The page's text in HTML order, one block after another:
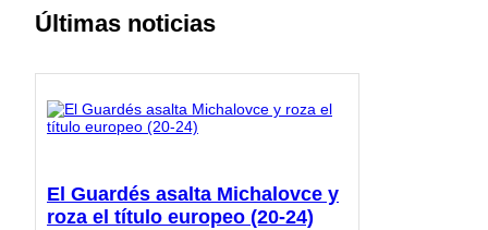
Últimas noticias
El Guardés asalta Michalovce y
roza el título europeo (20-24)